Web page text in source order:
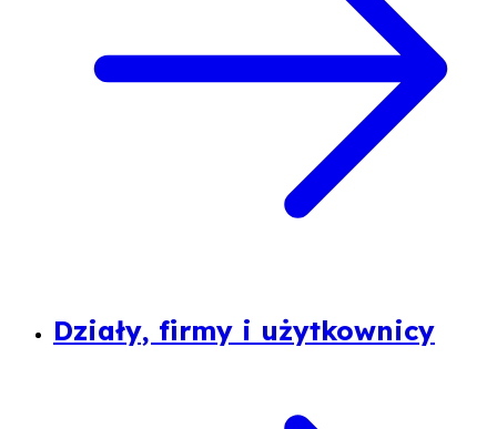
Działy, firmy i użytkownicy